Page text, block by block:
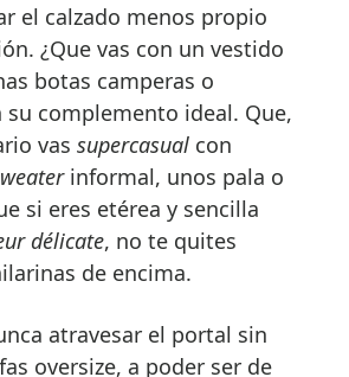
el calzado menos propio
¿Que vas con un vestido
botas camperas o
su complemento ideal. Que,
vas supercasual con
informal, unos pala o
si eres etérea y sencilla
délicate, no te quites
de encima.
atravesar el portal sin
oversize, a poder ser de